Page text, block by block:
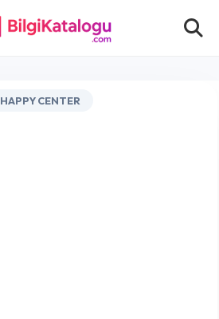
HAPPY CENTER